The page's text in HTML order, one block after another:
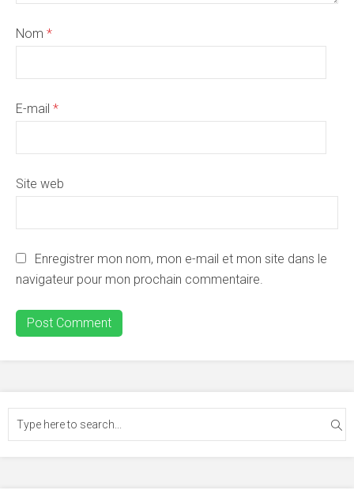
Nom *
E-mail *
Site web
Enregistrer mon nom, mon e-mail et mon site dans le
navigateur pour mon prochain commentaire.